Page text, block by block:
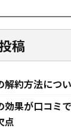
稿
解約方法につ
効果が口コミ
点